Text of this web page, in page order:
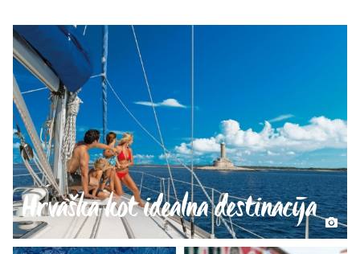
Hrvaška kot idealna destinacija